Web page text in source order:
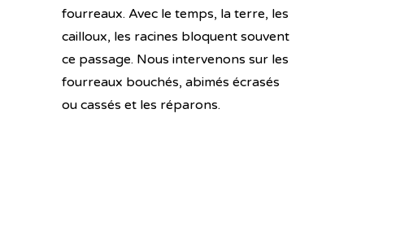
fourreaux. Avec le temps, la terre, les
cailloux, les racines bloquent souvent
ce passage. Nous intervenons sur les
fourreaux bouchés, abimés écrasés
ou cassés et les réparons.